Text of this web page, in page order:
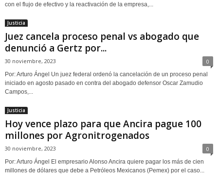
con el flujo de efectivo y la reactivación de la empresa,...
Justicia
Juez cancela proceso penal vs abogado que
denunció a Gertz por...
30 noviembre, 2023 0
Por: Arturo Ángel Un juez federal ordenó la cancelación de un proceso penal
iniciado en agosto pasado en contra del abogado defensor Oscar Zamudio
Campos,...
Justicia
Hoy vence plazo para que Ancira pague 100
millones por Agronitrogenados
30 noviembre, 2023 0
Por: Arturo Ángel El empresario Alonso Ancira quiere pagar los más de cien
millones de dólares que debe a Petróleos Mexicanos (Pemex) por el caso...